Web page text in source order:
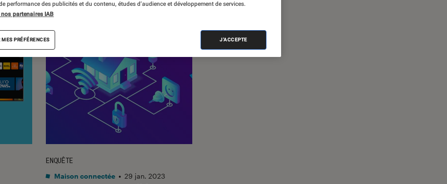
ENQUÊTE
Maison connectée • 29 jan. 2023
performance des publicités et du contenu, études d’audience et développement de services.
nos partenaires IAB
MES PRÉFÉRENCES J'ACCEPTE